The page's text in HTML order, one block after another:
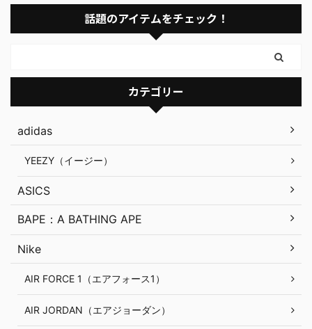
話題のアイテムをチェック！
カテゴリー
adidas
YEEZY（イージー）
ASICS
BAPE：A BATHING APE
Nike
AIR FORCE 1（エアフォース1）
AIR JORDAN（エアジョーダン）